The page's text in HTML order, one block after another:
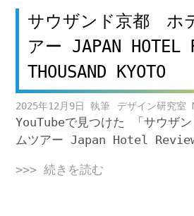
サウザンド京都 ホ
アー JAPAN HOTEL
THOUSAND KYOTO
2025年12月9日 デザイン研究室
YouTubeで見つけた 「サウザ
ムツアー Japan Hotel
>>> 続きを読む